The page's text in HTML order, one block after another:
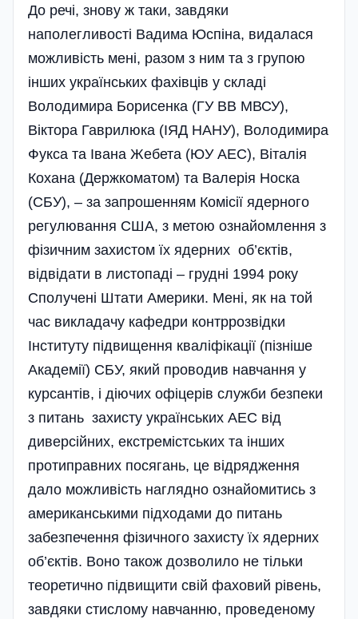
До речі, знову ж таки, завдяки
наполегливості Вадима Юспіна, видалася
можливість мені, разом з ним та з групою
інших українських фахівців у складі
Володимира Борисенка (ГУ ВВ МВСУ),
Віктора Гаврилюка (ІЯД НАНУ), Володимира
Фукса та Івана Жебета (ЮУ АЕС), Віталія
Кохана (Держкоматом) та Валерія Носка
(СБУ), – за запрошенням Комісії ядерного
регулювання США, з метою ознайомлення з
фізичним захистом їх ядерних об’єктів,
відвідати в листопаді – грудні 1994 року
Сполучені Штати Америки. Мені, як на той
час викладачу кафедри контррозвідки
Інституту підвищення кваліфікації (пізніше
Академії) СБУ, який проводив навчання у
курсантів, і діючих офіцерів служби безпеки
з питань захисту українських АЕС від
дивер­сійних, екстремістських та інших
протиправних посягань, це відрядження
дало можливість наглядно ознайомитись з
американськими підходами до питань
забезпечення фізичного захисту їх ядерних
об’єктів. Воно також дозволило не тільки
теоретично підвищити свій фаховий рівень,
завдяки стислому навчанню, проведеному